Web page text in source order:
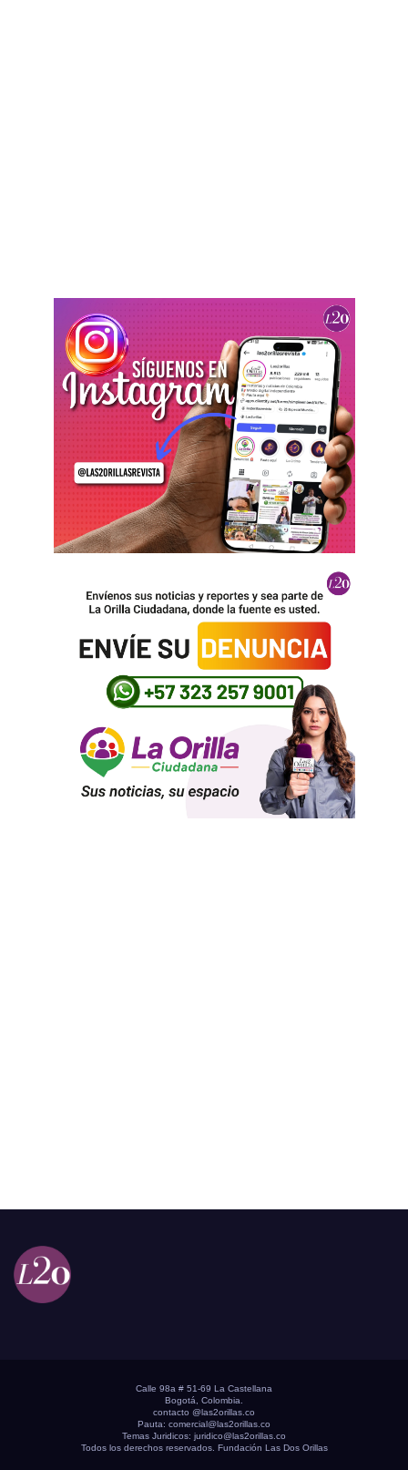
Calle 98a # 51-69 La Castellana
Bogotá, Colombia.
contacto @las2orillas.co
Pauta: comercial@las2orillas.co
Temas Juridicos: juridico@las2orillas.co
Todos los derechos reservados. Fundación Las Dos Orillas